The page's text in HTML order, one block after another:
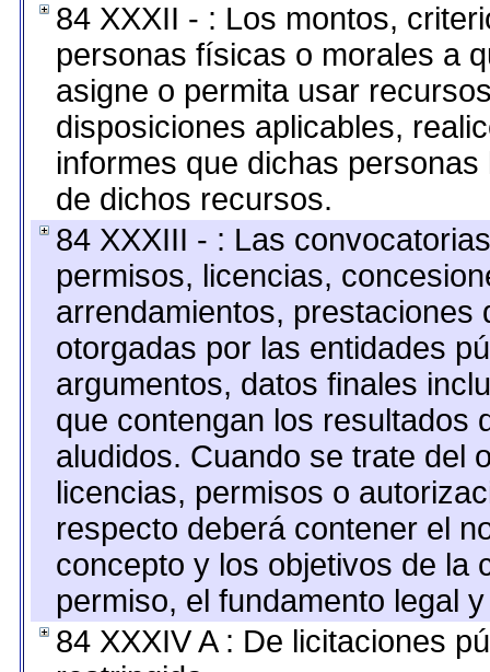
84 XXXII - : Los montos,
personas físicas o morales a
asigne o permita usar
disposiciones aplicables,
informes que dichas
de dichos recursos.
84 XXXIII - : Las
permisos, licencias,
arrendamientos,
otorgadas por las entidades
argumentos, datos finales
que contengan los resultados
aludidos. Cuando se trate del
licencias, permisos o
respecto deberá contener el
concepto y los objetivos de la
permiso, el fundamento legal
84 XXXIV A : De licitaciones